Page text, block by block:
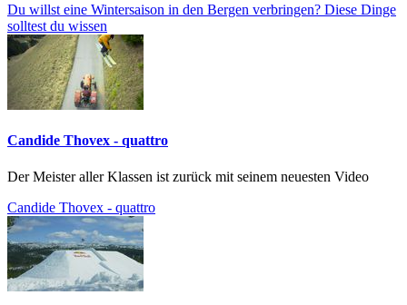
Du willst eine Wintersaison in den Bergen verbringen? Diese Dinge
solltest du wissen
Candide Thovex - quattro
Der Meister aller Klassen ist zurück mit seinem neuesten Video
Candide Thovex - quattro